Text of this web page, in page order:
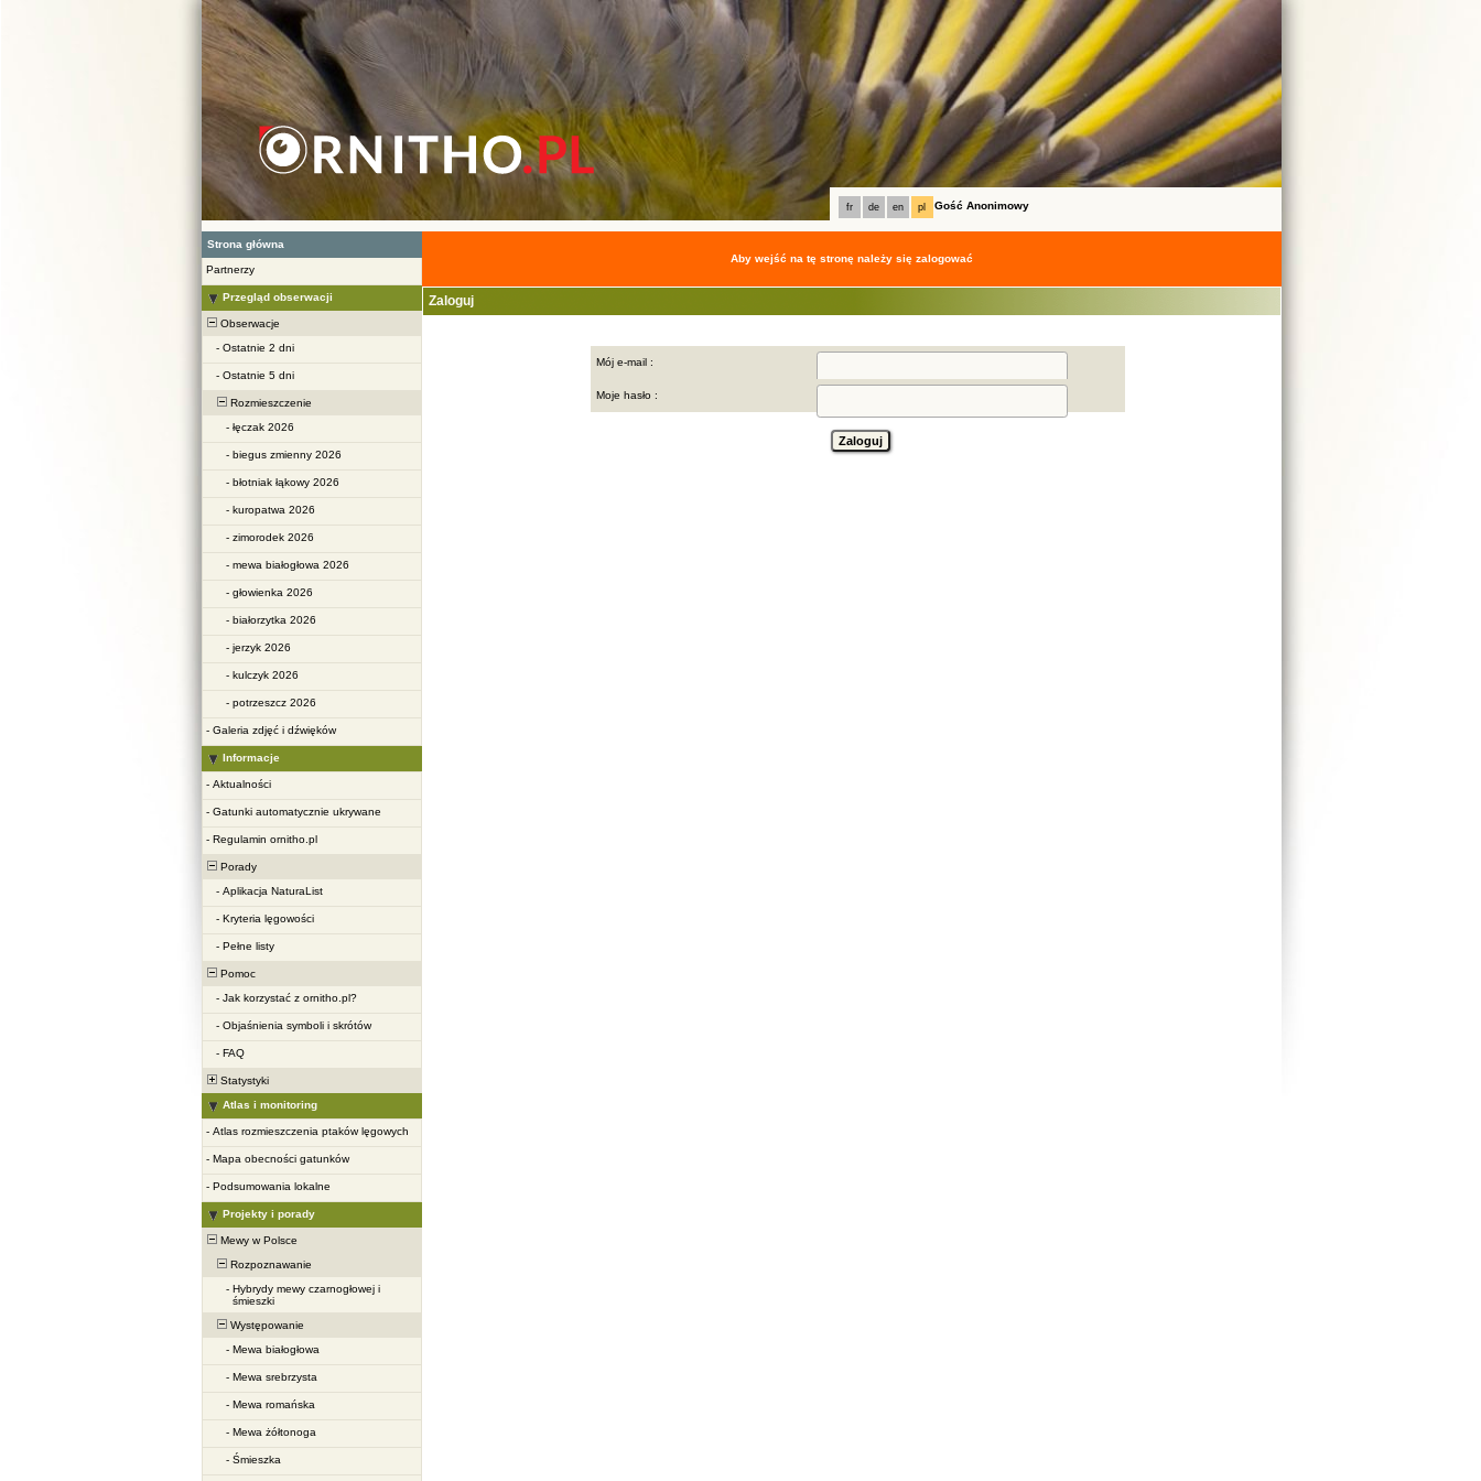
fr de en pl Gość Anonimowy
Strona główna
Partnerzy
Przegląd obserwacji
Obserwacje
- Ostatnie 2 dni
- Ostatnie 5 dni
Rozmieszczenie
- łęczak 2026
- biegus zmienny 2026
- błotniak łąkowy 2026
- kuropatwa 2026
- zimorodek 2026
- mewa białogłowa 2026
- głowienka 2026
- białorzytka 2026
- jerzyk 2026
- kulczyk 2026
- potrzeszcz 2026
- Galeria zdjęć i dźwięków
Informacje
- Aktualności
- Gatunki automatycznie ukrywane
- Regulamin ornitho.pl
Porady
- Aplikacja NaturaList
- Kryteria lęgowości
- Pełne listy
Pomoc
- Jak korzystać z ornitho.pl?
- Objaśnienia symboli i skrótów
- FAQ
Statystyki
Atlas i monitoring
- Atlas rozmieszczenia ptaków lęgowych
- Mapa obecności gatunków
- Podsumowania lokalne
Projekty i porady
Mewy w Polsce
Rozpoznawanie
- Hybrydy mewy czarnogłowej i
śmieszki
Występowanie
- Mewa białogłowa
- Mewa srebrzysta
- Mewa romańska
- Mewa żółtonoga
- Śmieszka
Aby wejść na tę stronę należy się zalogować
Zaloguj
Mój e-mail :
Moje hasło :